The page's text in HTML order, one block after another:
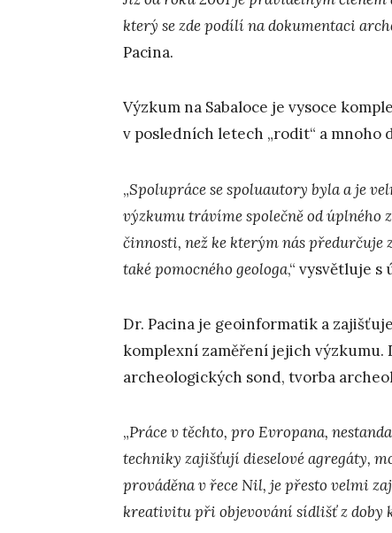
který se zde podílí na dokumentaci
Pacina.
Výzkum na Sabaloce je vysoce
v posledních letech „rodit“ a mnoho
„Spolupráce se spoluautory byla a je
výzkumu trávíme společně od
činnosti, než ke kterým nás předurčuje
také pomocného geologa,“ vysvětluje s
Dr. Pacina je geoinformatik a
komplexní zaměření jejich výzkumu.
archeologických sond, tvorba
„Práce v těchto, pro Evropana,
techniky zajišťují dieselové agregáty,
prováděna v řece Nil, je přesto velmi
kreativitu při objevování sídlišť z doby